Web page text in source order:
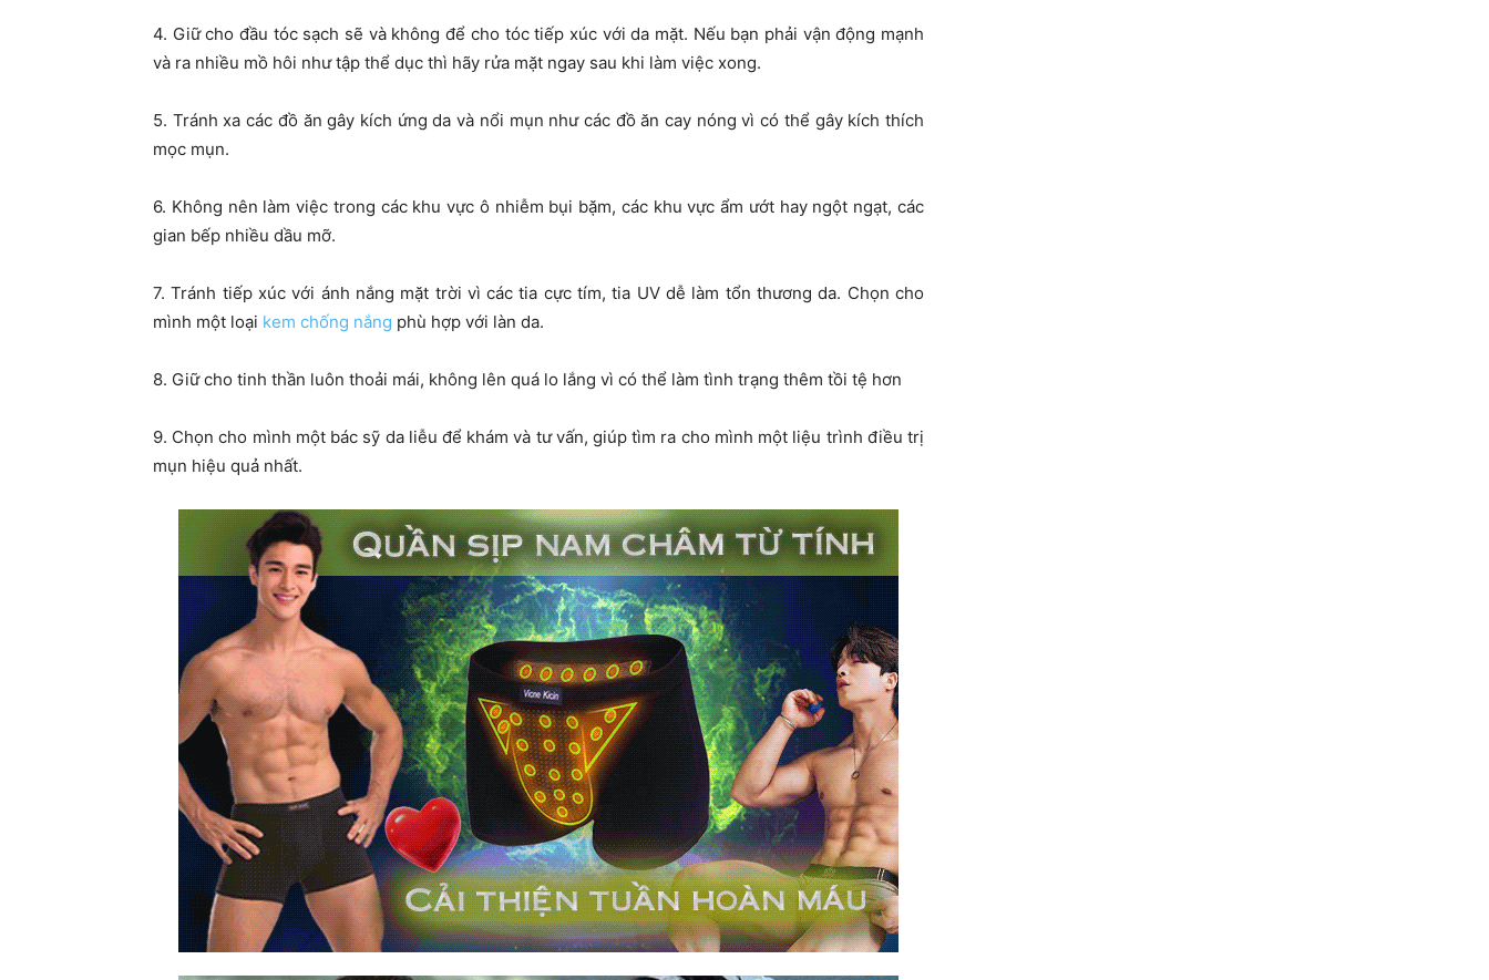
4. Giữ cho đầu tóc sạch sẽ và không để cho tóc tiếp xúc với da mặt. Nếu bạn phải vận động mạnh
và ra nhiều mồ hôi như tập thể dục thì hãy rửa mặt ngay sau khi làm việc xong.
5. Tránh xa các đồ ăn gây kích ứng da và nổi mụn như các đồ ăn cay nóng vì có thể gây kích thích
mọc mụn.
6. Không nên làm việc trong các khu vực ô nhiễm bụi bặm, các khu vực ẩm ướt hay ngột ngạt, các
gian bếp nhiều dầu mỡ.
7. Tránh tiếp xúc với ánh nắng mặt trời vì các tia cực tím, tia UV dễ làm tổn thương da. Chọn cho
mình một loại kem chống nắng phù hợp với làn da.
8. Giữ cho tinh thần luôn thoải mái, không lên quá lo lắng vì có thể làm tình trạng thêm tồi tệ hơn
9. Chọn cho mình một bác sỹ da liễu để khám và tư vấn, giúp tìm ra cho mình một liệu trình điều trị
mụn hiệu quả nhất.